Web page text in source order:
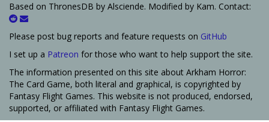
Based on ThronesDB by Alsciende. Modified by Kam. Contact:
Please post bug reports and feature requests on GitHub
I set up a Patreon for those who want to help support the site.
The information presented on this site about Arkham Horror:
The Card Game, both literal and graphical, is copyrighted by
Fantasy Flight Games. This website is not produced, endorsed,
supported, or affiliated with Fantasy Flight Games.